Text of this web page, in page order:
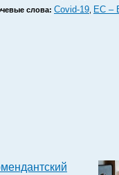
слова: Covid-19 ЕС –